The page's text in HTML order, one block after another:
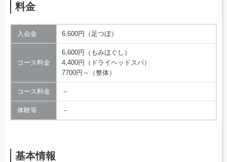
料金
入会金 6,600円（足つぼ）
コース料金
6,600円（もみほぐし）
4,400円（ドライヘッドスパ）
7700円～（整体）
コース料金 －
体験等 －
基本情報